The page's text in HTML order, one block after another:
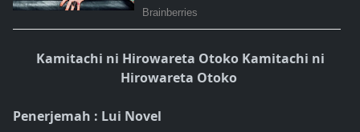
Kamitachi ni Hirowareta Otoko Kamitachi ni
Hirowareta Otoko
Penerjemah : Lui Novel